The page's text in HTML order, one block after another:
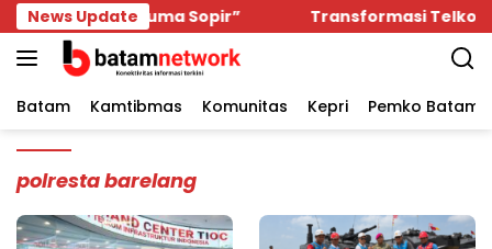
Skip
to
content
News Update
Cuma Sopir” Transformasi TelkomGroup
Batam Kamtibmas Komunitas Kepri Pemko Batam
polresta barelang